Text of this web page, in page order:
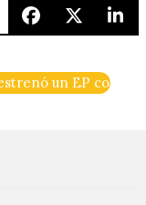
un EP con